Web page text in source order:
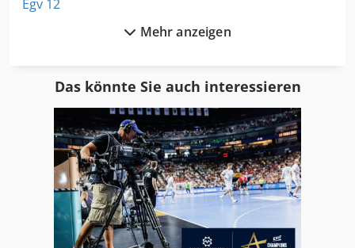
Egv 12
Eisen Und Hammerwerk Gmbh
Elektrischer Rollstuhl
Elektro Kehrmaschine
Elektro Schrank
Elektro Zugmaschine
Mehr anzeigen
Das könnte Sie auch interessieren